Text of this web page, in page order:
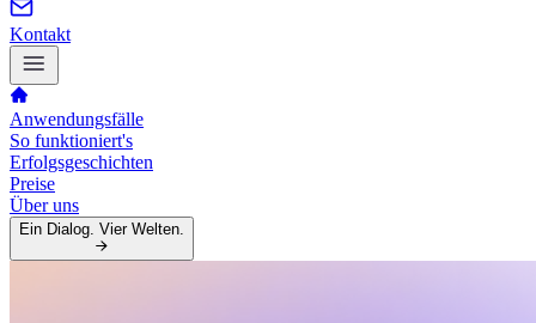
Kontakt
Anwendungsfälle
So funktioniert's
Erfolgsgeschichten
Preise
Über uns
Ein Dialog. Vier Welten.